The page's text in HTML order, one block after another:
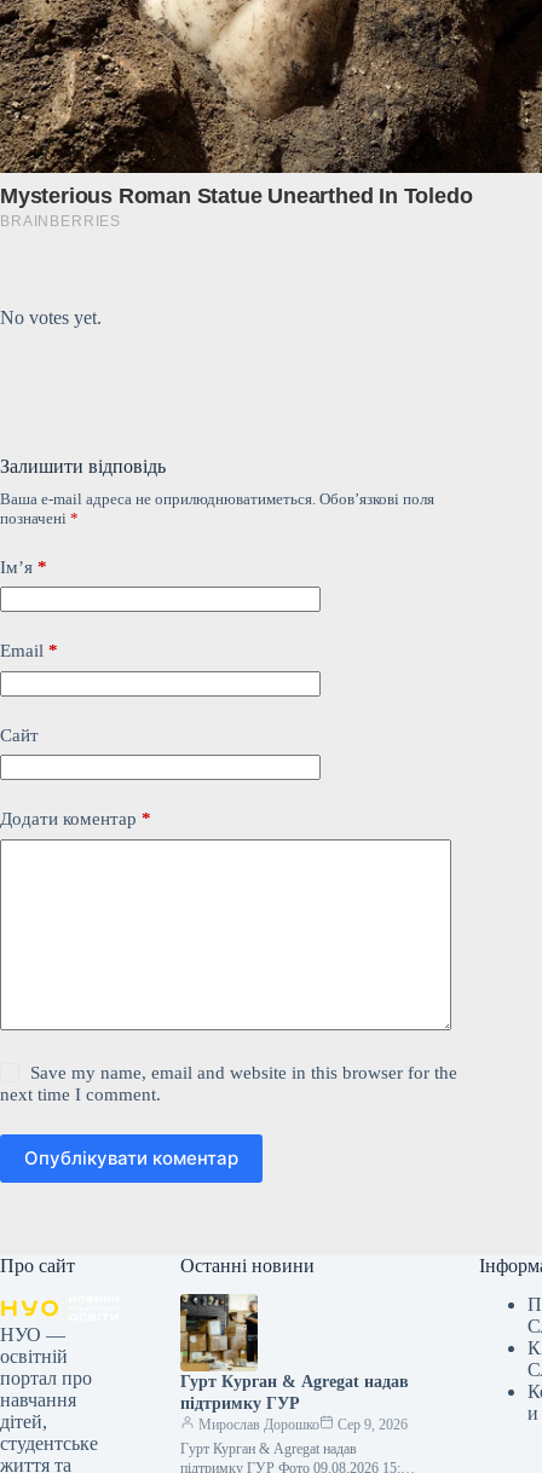
No votes yet.
Залишити відповідь
Ваша e-mail адреса не оприлюднюватиметься. Обов’язкові поля
позначені *
Ім’я *
Email *
Сайт
Додати коментар *
Save my name, email and website in this browser for the
next time I comment.
Опублікувати коментар
Про сайт
НУО —
освітній
портал про
навчання
дітей,
студентське
життя та
Останні новини
Гурт Курган & Agregat надав
підтримку ГУР
Мирослав Дорошко
Сер 9, 2026
Гурт Курган & Agregat надав
підтримку ГУР Фото 09.08.2026 15:11
и